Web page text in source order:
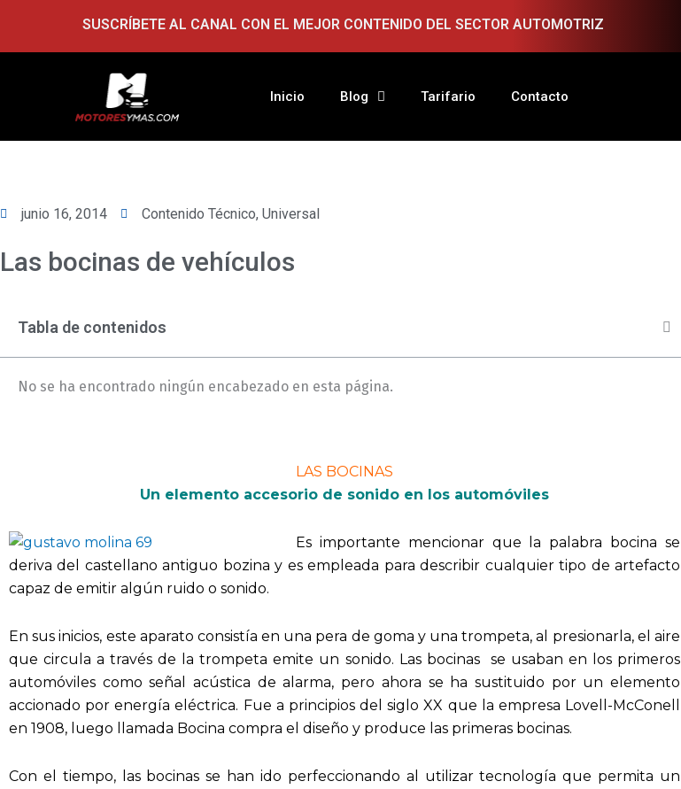
contenido
SUSCRÍBETE AL CANAL CON EL MEJOR CONTENIDO DEL SECTOR AUTOMOTRIZ
Inicio Blog Tarifario Contacto
junio 16, 2014 Contenido Técnico, Universal
Las bocinas de vehículos
Tabla de contenidos
No se ha encontrado ningún encabezado en esta página.
LAS BOCINAS
Un elemento accesorio de sonido en los automóviles
Es importante mencionar que la palabra bocina se
deriva del castellano antiguo bozina y es empleada para describir cualquier tipo de artefacto
capaz de emitir algún ruido o sonido.
En sus inicios, este aparato consistía en una pera de goma y una trompeta, al presionarla, el aire
que circula a través de la trompeta emite un sonido. Las bocinas se usaban en los primeros
automóviles como señal acústica de alarma, pero ahora se ha sustituido por un elemento
accionado por energía eléctrica. Fue a principios del siglo XX que la empresa Lovell-McConell
en 1908, luego llamada Bocina compra el diseño y produce las primeras bocinas.
Con el tiempo, las bocinas se han ido perfeccionando al utilizar tecnología que permita un